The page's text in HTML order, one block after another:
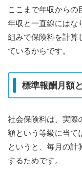
ここまで年収からの
年収と一直線にはな
組みで保険料を計算
ているからです。
標準報酬月額
社会保険料は、実際
額という等級に当て
というと、毎月の計
するためです。